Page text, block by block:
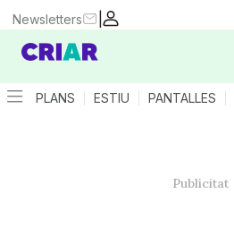
|
Newsletters
PLANS ESTIU PANTALLES